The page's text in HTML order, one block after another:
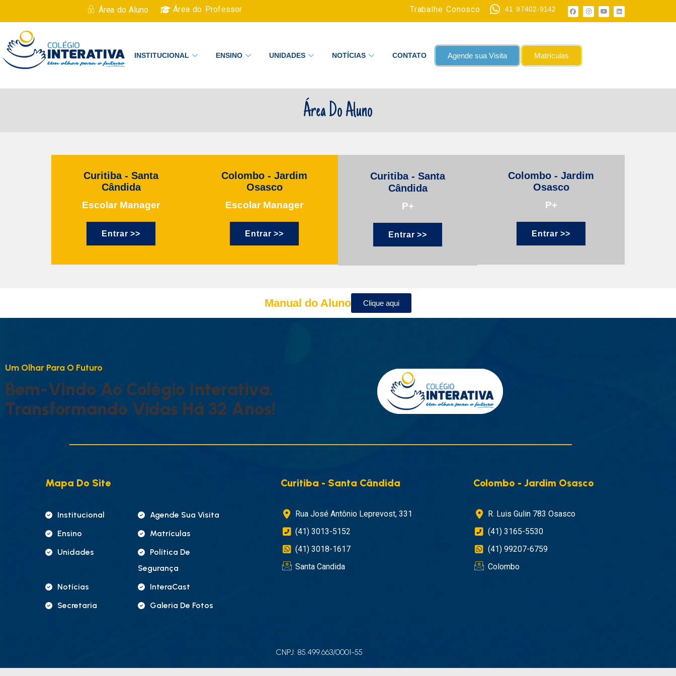
Área do Aluno Área do Professor Trabalhe Conosco 41 97402-9142
INSTITUCIONAL ENSINO UNIDADES NOTÍCIAS CONTATO Agende sua Visita Matrículas
Área Do Aluno
Curitiba - Santa
Cândida
Escolar Manager
Entrar >>
Colombo - Jardim
Osasco
Escolar Manager
Entrar >>
Curitiba - Santa
Cândida
P+
Entrar >>
Colombo - Jardim
Osasco
P+
Entrar >>
Manual do Aluno Clique aqui
UM OLHAR PARA O FUTURO
BEM-VINDO AO COLÉGIO INTERATIVA.
TRANSFORMANDO VIDAS HÁ 32 ANOS!
Mapa Do Site
Institucional
Agende Sua Visita
Ensino
Matrículas
Unidades
Política De
Segurança
Notícias
InteraCast
Secretaria
Galeria De Fotos
Curitiba - Santa Cândida
Rua José Antônio Leprevost, 331
(41) 3013-5152
(41) 3018-1617
Santa Candida
Colombo - Jardim Osasco
R. Luis Gulin 783 Osasco
(41) 3165-5530
(41) 99207-6759
Colombo
CNPJ: 85.499.663/0001-55